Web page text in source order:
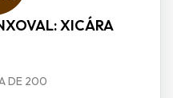
XICÁRA
DE 200